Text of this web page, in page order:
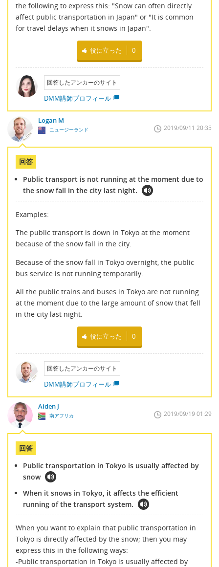
the following to express this: "Snow can often directly
affect public transportation in Japan" or "It is common
for travel delays when it snows in Japan".
役に立った 0
回答したアンカーのサイト
DMM講師プロフィール
Logan M
ニュージーランド 2019/09/11 20:35
回答
Public transport is not running at the moment due to
the snow fall in the city last night.
Examples:
The public transport is down in Tokyo at the moment
because of the snow fall in the city.
Because of the snow fall in Tokyo overnight, the public
bus service is not running temporarily.
All the public trains and buses in Tokyo are not running
at the moment due to the large amount of snow that fell
in the city last night.
役に立った 0
回答したアンカーのサイト
DMM講師プロフィール
Aiden J
南アフリカ 2019/09/19 01:29
回答
Public transportation in Tokyo is usually affected by
snow
When it snows in Tokyo, it affects the efficient
running of the transport system.
When you want to explain that public transportation in
Tokyo is directly affected by the snow; then you may
express this in the following ways:
-Public transportation in Tokyo is usually affected by